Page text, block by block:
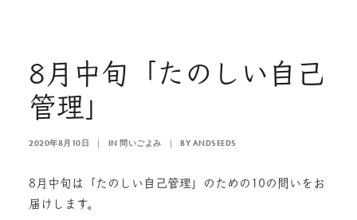
8月中旬「たのしい自己
管理」
2020年8月10日 | IN 問いごよみ | BY ANDSEEDS
8月中旬は「たのしい自己管理」のための10の問いをお
届けします。